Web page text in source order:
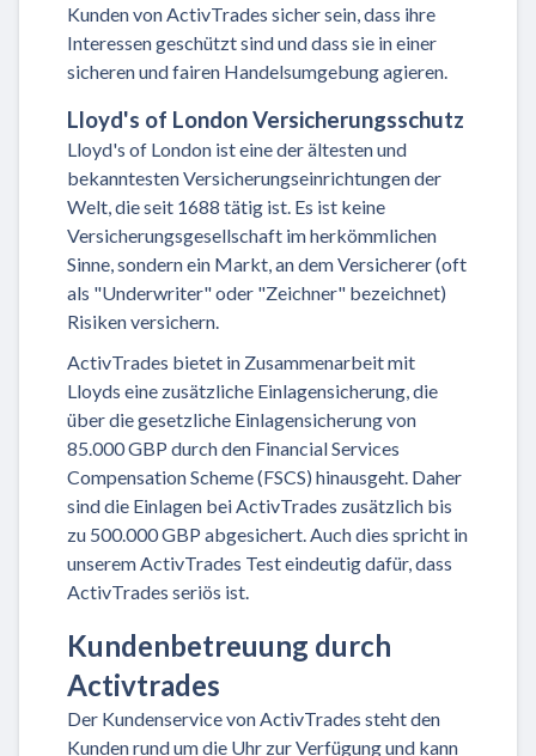
Kunden von ActivTrades sicher sein, dass ihre
Interessen geschützt sind und dass sie in einer
sicheren und fairen Handelsumgebung agieren.
Lloyd's of London Versicherungsschutz
Lloyd's of London ist eine der ältesten und
bekanntesten Versicherungseinrichtungen der
Welt, die seit 1688 tätig ist. Es ist keine
Versicherungsgesellschaft im herkömmlichen
Sinne, sondern ein Markt, an dem Versicherer (oft
als "Underwriter" oder "Zeichner" bezeichnet)
Risiken versichern.
ActivTrades bietet in Zusammenarbeit mit
Lloyds eine zusätzliche Einlagensicherung, die
über die gesetzliche Einlagensicherung von
85.000 GBP durch den Financial Services
Compensation Scheme (FSCS) hinausgeht. Daher
sind die Einlagen bei ActivTrades zusätzlich bis
zu 500.000 GBP abgesichert. Auch dies spricht in
unserem ActivTrades Test eindeutig dafür, dass
ActivTrades seriös ist.
Kundenbetreuung durch
Activtrades
Der Kundenservice von ActivTrades steht den
Kunden rund um die Uhr zur Verfügung und kann